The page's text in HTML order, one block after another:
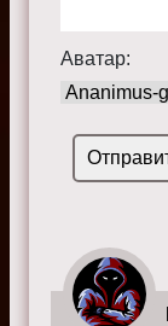
Аватар: